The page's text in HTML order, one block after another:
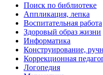
Поиск по библиотеке
Аппликация, лепка
Воспитательная работа
Здоровый образ жизни
Информатика
Конструирование,
Коррекционная
Логопедия